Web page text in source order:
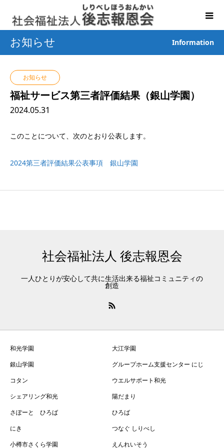
お知らせ Information
お知らせ
福祉サービス第三者評価結果（銀山学園）
2024.05.31
このことについて、次のとおり公表します。
2024第三者評価結果公表事項 銀山学園
社会福祉法人 後志報恩会
一人ひとりが安心して共に生活出来る福祉コミュニティの
創造
和光学園
大江学園
銀山学園
グループホーム支援センター にじ
コタン
ウエルサポート和光
シェアリング和光
陽だまり
さぽーと ひろば
ひろば
にき
つなぐ しりべし
小樽市さくら学園
えんれいそう